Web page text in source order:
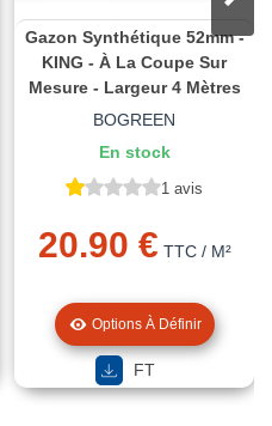
Gazon Synthétique 52mm -
KING - À La Coupe Sur
Mesure - Largeur 4 Mètres
BOGREEN
En stock
1 avis
20.90 € TTC/ M²
Options À Définir
FT